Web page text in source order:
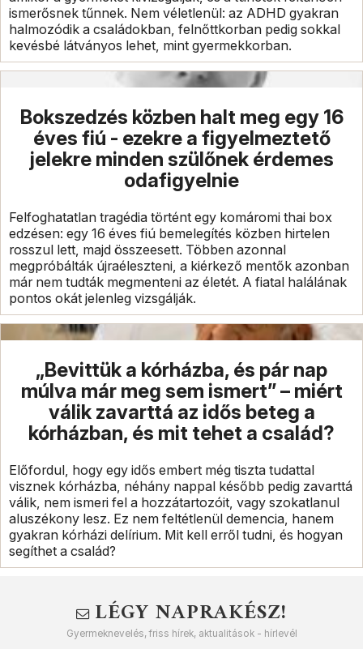
ismerősnek tűnnek. Nem véletlenül: az ADHD gyakran
halmozódik a családokban, felnőttkorban pedig sokkal
kevésbé látványos lehet, mint gyermekkorban.
Bokszedzés közben halt meg egy 16
éves fiú - ezekre a figyelmeztető
jelekre minden szülőnek érdemes
odafigyelnie
Felfoghatatlan tragédia történt egy komáromi thai box
edzésen: egy 16 éves fiú bemelegítés közben hirtelen
rosszul lett, majd összeesett. Többen azonnal
megpróbálták újraéleszteni, a kiérkező mentők azonban
már nem tudták megmenteni az életét. A fiatal halálának
pontos okát jelenleg vizsgálják.
„Bevittük a kórházba, és pár nap
múlva már meg sem ismert” – miért
válik zavarttá az idős beteg a
kórházban, és mit tehet a család?
Előfordul, hogy egy idős embert még tiszta tudattal
visznek kórházba, néhány nappal később pedig zavarttá
válik, nem ismeri fel a hozzátartozóit, vagy szokatlanul
aluszékony lesz. Ez nem feltétlenül demencia, hanem
gyakran kórházi delírium. Mit kell erről tudni, és hogyan
segíthet a család?
LÉGY NAPRAKÉSZ!
Gyermeknevelés, friss hírek, aktualitások - hírlevél